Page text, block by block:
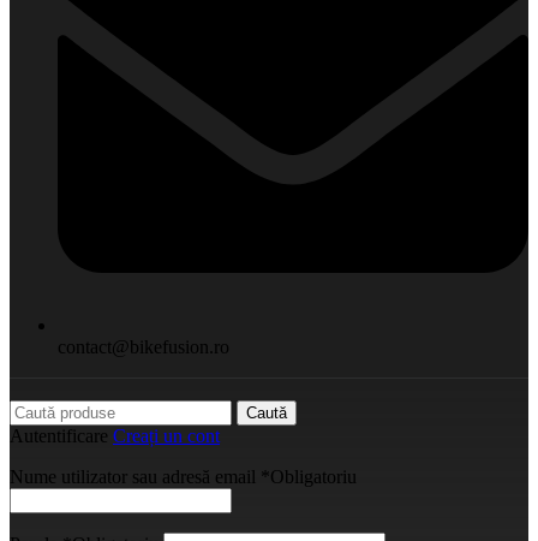
contact@bikefusion.ro
Caută
Autentificare Creați un cont
Nume utilizator sau adresă email *Obligatoriu